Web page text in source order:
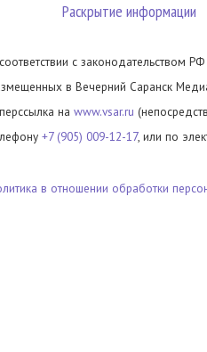
Раскрытие информации
с законодательством
в Вечерний Саранск
на www.vsar.ru
+7 (905) 009-12-17, или по
в отношении обработки